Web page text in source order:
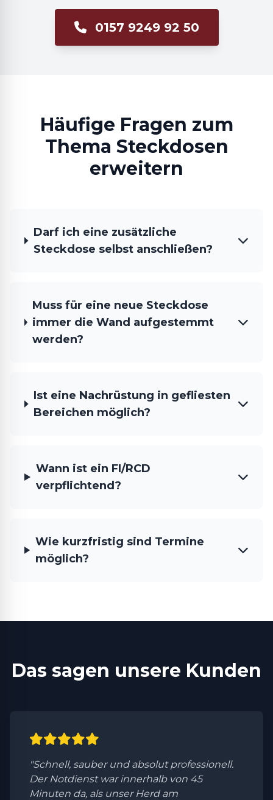
0157 9249 92 50
Häufige Fragen zum
Thema Steckdosen
erweitern
Darf ich eine zusätzliche
Steckdose selbst anschließen?
Muss für eine neue Steckdose
immer die Wand aufgestemmt
werden?
Ist eine Nachrüstung in gefliesten
Bereichen möglich?
Wann ist ein FI/RCD
verpflichtend?
Wie kurzfristig sind Termine
möglich?
Das sagen unsere Kunden
"Schnell, sauber und absolut professionell.
Der Notdienst war innerhalb von 45
Minuten da, als unser Herd am